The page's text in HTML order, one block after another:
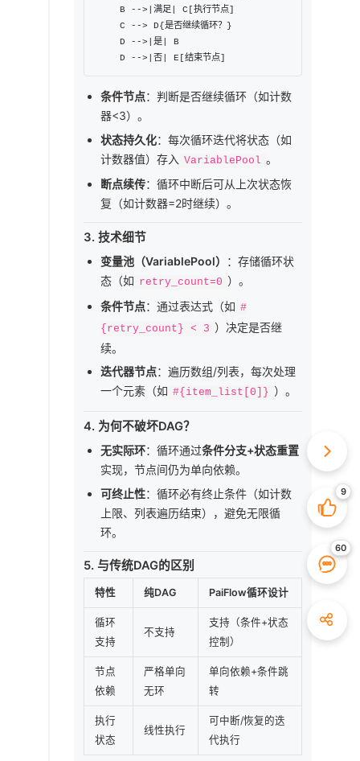
    B -->|满足| C[执行节点]
    C --> D{是否继续循环？}
    D -->|是| B
条件节点：判断是否继续循环（如计数
器<3）。
状态持久化：每次循环迭代将状态（如
计数器值）存入 VariablePool 。
断点续传：循环中断后可从上次状态恢
复（如计数器=2时继续）。
3. 技术细节
变量池（VariablePool）
：存储循环状
态（如 retry_count=0 ）。
条件节点：通过表达式（如 #
{retry_count} < 3 ）决定是否继
续。
迭代器节点：遍历数组/列表，每次处理
一个元素（如 #{item_list[0]} ）。
4. 为何不破坏DAG？
无实际环：循环通过条件分支+状态重置
实现，节点间仍为单向依赖。
可终止性：循环必有终止条件（如计数
上限、列表遍历结束），避免无限循
环。
5. 与传统DAG的区别
特性 纯DAG PaiFlow循环设计
循环
支持
不支持
支持（条件+状态
控制）
节点
依赖
严格单向
无环
单向依赖+条件跳
转
执行
状态
线性执行
可中断/恢复的迭
代执行